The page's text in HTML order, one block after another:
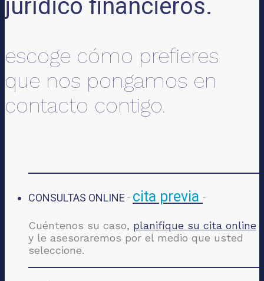
jurídico financieros.
escoge cómo prefieres
que nos pongamos en
contacto contigo.
CONSULTAS ONLINE - cita previa -
Cuéntenos su caso, planifique su cita online
y le asesoraremos por el medio que usted
seleccione.